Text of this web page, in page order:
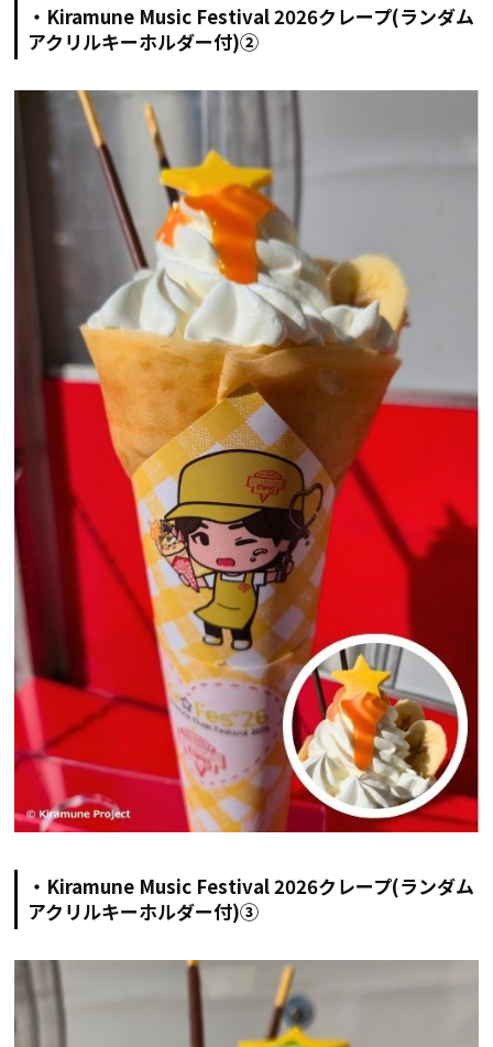
・Kiramune Music Festival 2026クレープ(ランダム
アクリルキーホルダー付)②
・Kiramune Music Festival 2026クレープ(ランダム
アクリルキーホルダー付)③